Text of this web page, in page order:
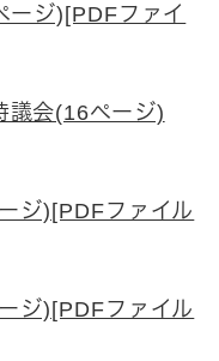
ージ)[PDFファイ
議会(16ページ)
ジ)[PDFファイル
ジ)[PDFファイル